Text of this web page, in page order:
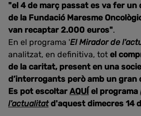
"el 4 de març passat es va fer un
de la Fundació Maresme
van recaptar 2.000 euros".
En el programa 'El Mirador de
analitzat, en definitiva, tot el
de la caritat, present en una
d’interrogants però amb un gran
Es pot escoltar AQUÍ el programa
l'actualitatd'aquest dimecres 14